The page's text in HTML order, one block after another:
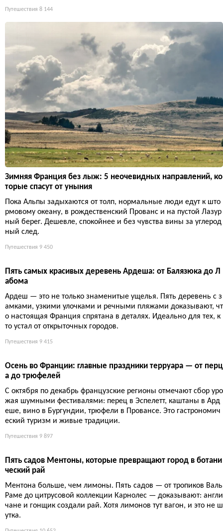
Остров Эльба: как сосланный Наполеон построил империю
на 224 квадратных километрах
Свергнутый император за десять месяцев превратил крошечн
ый тосканский остров в образцовое государство: дороги, шахт
ы, театр и традицию вручения ключей от винного погреба вме
сто городских.
Путешествия 8 144
торые спасут от уныния
рмовому океану, в рождественский Прованс и на пустой Лазур
ный берег. Дешевле, спокойнее и без чувства вины за углерод
ный след.
Путешествия 9 450
абома
амками, узкими улочками и речными пляжами доказывают, чт
о настоящая Франция спрятана в деталях. Идеально для тех, к
то устал от открыточных городов.
Путешествия 9 415